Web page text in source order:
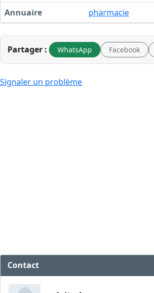
Annuaire
pharmacie
Partager : WhatsApp Facebook
Signaler un problème
Contact